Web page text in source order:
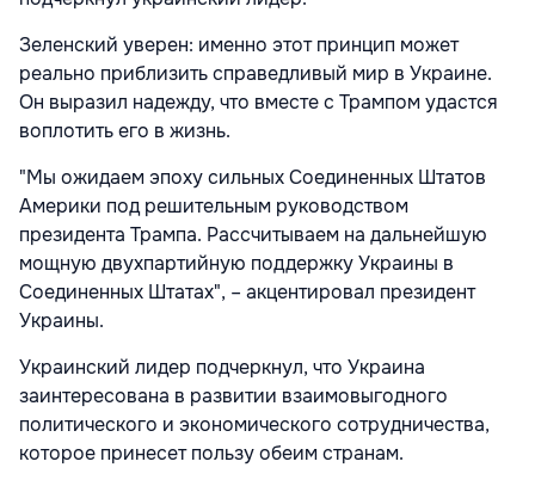
Зеленский уверен: именно этот принцип может
реально приблизить справедливый мир в Украине.
Он выразил надежду, что вместе с Трампом удастся
воплотить его в жизнь.
"Мы ожидаем эпоху сильных Соединенных Штатов
Америки под решительным руководством
президента Трампа. Рассчитываем на дальнейшую
мощную двухпартийную поддержку Украины в
Соединенных Штатах", – акцентировал президент
Украины.
Украинский лидер подчеркнул, что Украина
заинтересована в развитии взаимовыгодного
политического и экономического сотрудничества,
которое принесет пользу обеим странам.